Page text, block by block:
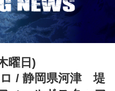
曜日)
/ 静岡県河津 堤